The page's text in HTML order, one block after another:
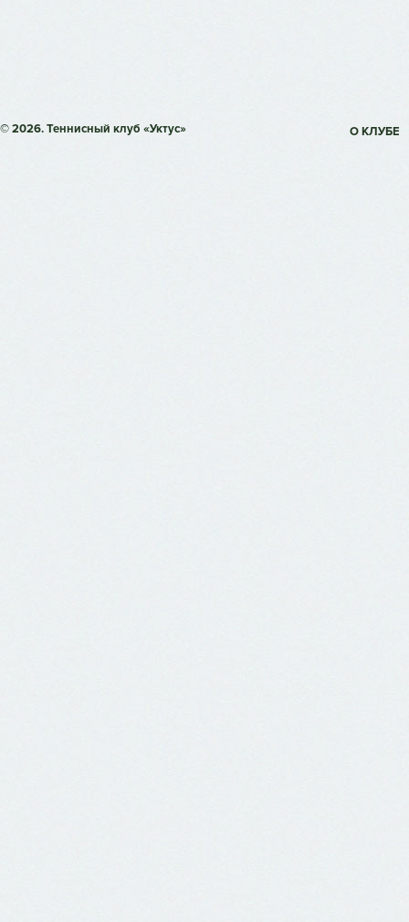
© 2026. Теннисный клуб «Уктус» О КЛУБЕ